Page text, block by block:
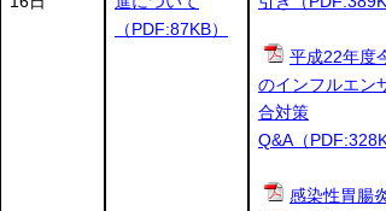
（PDF:87KB）
平成22年度
のインフルエン
合対策
Q&A（
感染性胃腸炎